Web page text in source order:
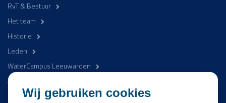
RvT & Bestuur
Het team
Historie
Leden
WaterCampus Leeuwarden
Word betrokken
Wij gebruiken cookies